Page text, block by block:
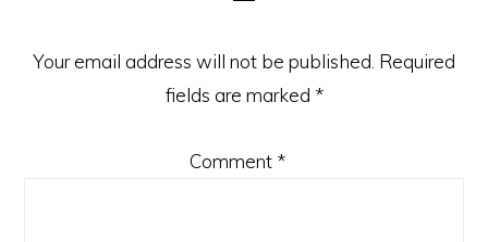
Your email address will not be published. Required
fields are marked *
Comment *